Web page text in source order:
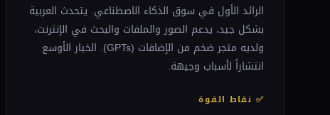
الرائد الأول في سوق الذكاء الاصطناعي. يتحدث العربية
بشكل جيد، يدعم الصور والملفات والبحث في الإنترنت،
ولديه متجر ضخم من الإضافات (GPTs). الخيار الأوسع
انتشاراً لأسباب وجيهة.
✅ نقاط القوة